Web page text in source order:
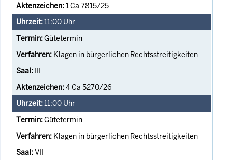
1 Ca 7815/25
11:00 Uhr
Gütetermin
Klagen in bürgerlichen Rechtsstreitigkeiten
III
4 Ca 5270/26
11:00 Uhr
Gütetermin
Klagen in bürgerlichen Rechtsstreitigkeiten
VII